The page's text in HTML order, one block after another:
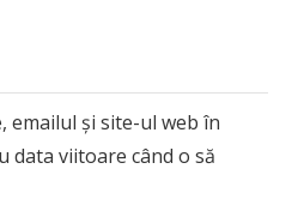
emailul și site-ul web în
data viitoare când o să